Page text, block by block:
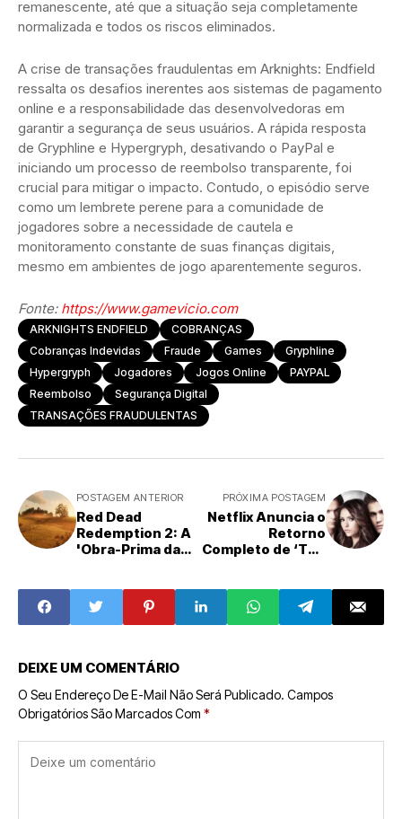
remanescente, até que a situação seja completamente
normalizada e todos os riscos eliminados.
A crise de transações fraudulentas em Arknights: Endfield
ressalta os desafios inerentes aos sistemas de pagamento
online e a responsabilidade das desenvolvedoras em
garantir a segurança de seus usuários. A rápida resposta
de Gryphline e Hypergryph, desativando o PayPal e
iniciando um processo de reembolso transparente, foi
crucial para mitigar o impacto. Contudo, o episódio serve
como um lembrete perene para a comunidade de
jogadores sobre a necessidade de cautela e
monitoramento constante de suas finanças digitais,
mesmo em ambientes de jogo aparentemente seguros.
Fonte: https://www.gamevicio.com
ARKNIGHTS ENDFIELD
COBRANÇAS
Cobranças Indevidas
Fraude Games
Gryphline
Hypergryph
Jogadores Jogos Online
PAYPAL
Reembolso
Segurança Digital
TRANSAÇÕES FRAUDULENTAS
POSTAGEM ANTERIOR
Red Dead
Redemption 2: A
'Obra-Prima da
no Steam
PRÓXIMA POSTAGEM
Netflix Anuncia o
Retorno
Completo de ‘The
Seis Anos
DEIXE UM COMENTÁRIO
O Seu Endereço De E-Mail Não Será Publicado. Campos
Obrigatórios São Marcados Com *